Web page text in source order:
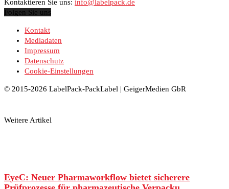
Kontaktieren Sie uns: info@labelpack.de
Folgen Sie uns
Kontakt
Mediadaten
Impressum
Datenschutz
Cookie-Einstellungen
© 2015-2026 LabelPack-PackLabel | GeigerMedien GbR
Weitere Artikel
EyeC: Neuer Pharmaworkflow bietet sicherere